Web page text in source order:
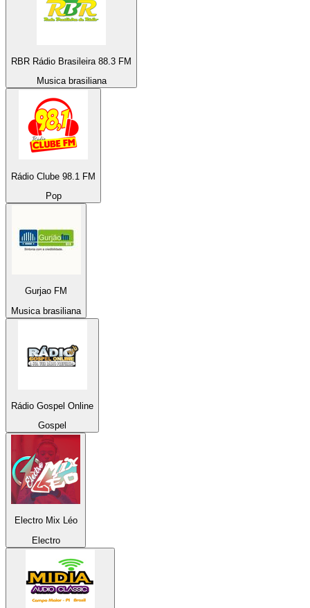
RBR Rádio Brasileira 88.3 FM
Musica brasiliana
Rádio Clube 98.1 FM
Pop
Gurjao FM
Musica brasiliana
Rádio Gospel Online
Gospel
Electro Mix Léo
Electro